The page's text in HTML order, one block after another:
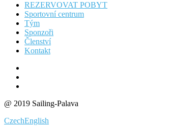
REZERVOVAT POBYT
Sportovní centrum
Tým
Sponzoři
Členství
Kontakt
@ 2019 Sailing-Palava
CzechEnglish